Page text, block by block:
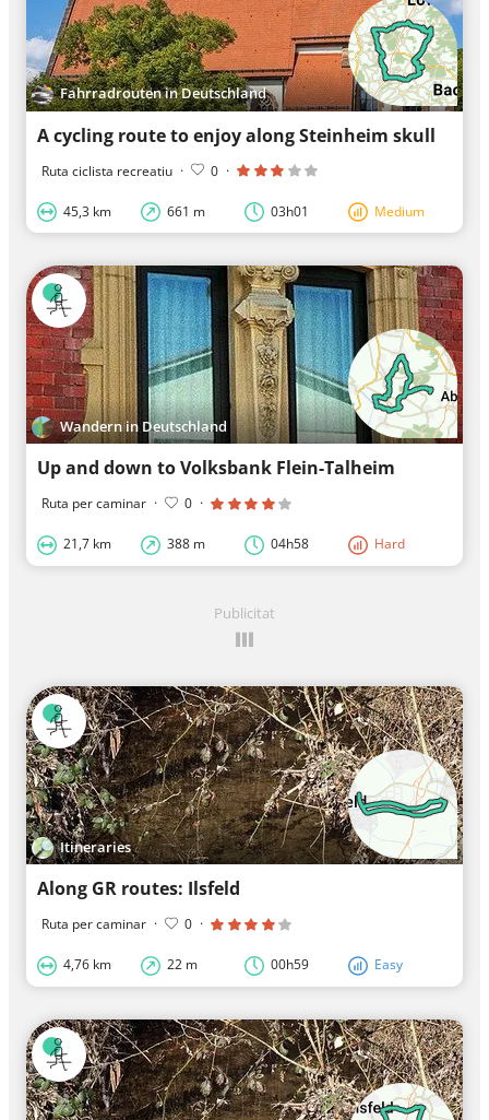
Fahrradrouten in Deutschland
A cycling route to enjoy along Steinheim skull
Ruta ciclista recreatiu · 0 ·
45,3 km 661 m 03h01 Medium
Wandern in Deutschland
Up and down to Volksbank Flein-Talheim
Ruta per caminar · 0 ·
21,7 km 388 m 04h58 Hard
Publicitat
Itineraries
Along GR routes: Ilsfeld
Ruta per caminar · 0 ·
4,76 km 22 m 00h59 Easy